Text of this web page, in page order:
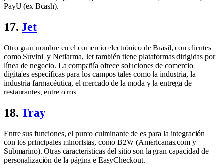
PayU (ex Bcash).
17. Jet
Otro gran nombre en el comercio electrónico de Brasil, con clientes
como Suvinil y Netfarma, Jet también tiene plataformas dirigidas por
línea de negocio. La compañía ofrece soluciones de comercio
digitales específicas para los campos tales como la industria, la
industria farmacéutica, el mercado de la moda y la entrega de
restaurantes, entre otros.
18. Tray
Entre sus funciones, el punto culminante de es para la integración
con los principales minoristas, como B2W (Americanas.com y
Submarino). Otras características del sitio son la gran capacidad de
personalización de la página e EasyCheckout.